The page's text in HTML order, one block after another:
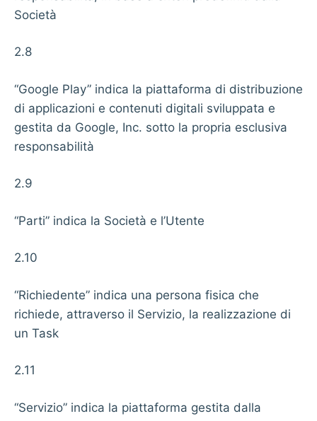
Società
2.8
“Google Play” indica la piattaforma di distribuzione
di applicazioni e contenuti digitali sviluppata e
gestita da Google, Inc. sotto la propria esclusiva
responsabilità
2.9
“Parti” indica la Società e l’Utente
2.10
“Richiedente” indica una persona fisica che
richiede, attraverso il Servizio, la realizzazione di
un Task
2.11
“Servizio” indica la piattaforma gestita dalla